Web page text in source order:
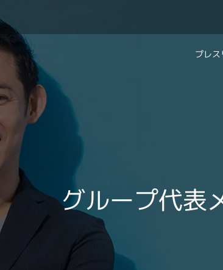
プレ
グループ代表